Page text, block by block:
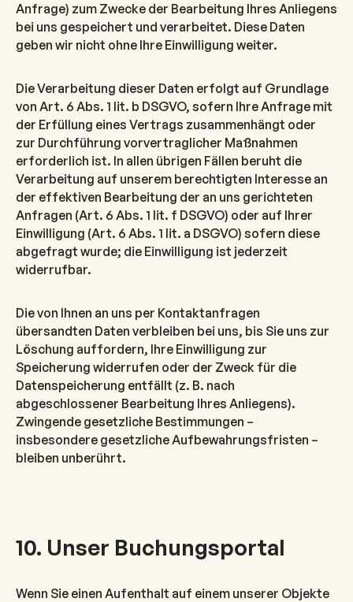
Anfrage) zum Zwecke der Bearbeitung Ihres Anliegens
bei uns gespeichert und verarbeitet. Diese Daten
geben wir nicht ohne Ihre Einwilligung weiter.
Die Verarbeitung dieser Daten erfolgt auf Grundlage
von Art. 6 Abs. 1 lit. b DSGVO, sofern Ihre Anfrage mit
der Erfüllung eines Vertrags zusammenhängt oder
zur Durchführung vorvertraglicher Maßnahmen
erforderlich ist. In allen übrigen Fällen beruht die
Verarbeitung auf unserem berechtigten Interesse an
der effektiven Bearbeitung der an uns gerichteten
Anfragen (Art. 6 Abs. 1 lit. f DSGVO) oder auf Ihrer
Einwilligung (Art. 6 Abs. 1 lit. a DSGVO) sofern diese
abgefragt wurde; die Einwilligung ist jederzeit
widerrufbar.
Die von Ihnen an uns per Kontaktanfragen
übersandten Daten verbleiben bei uns, bis Sie uns zur
Löschung auffordern, Ihre Einwilligung zur
Speicherung widerrufen oder der Zweck für die
Datenspeicherung entfällt (z. B. nach
abgeschlossener Bearbeitung Ihres Anliegens).
Zwingende gesetzliche Bestimmungen –
insbesondere gesetzliche Aufbewahrungsfristen –
bleiben unberührt.
10. Unser Buchungsportal
Wenn Sie einen Aufenthalt auf einem unserer Objekte